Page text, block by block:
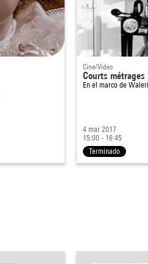
Cine/Video
Courts métrages
En el marco de
4 mar 2017
15:00 - 16:45
Terminado